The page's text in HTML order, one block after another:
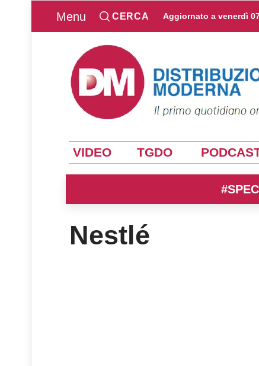
Menu CERCA Aggiornato a venerdì
VIDEO TGDO
Nestlé